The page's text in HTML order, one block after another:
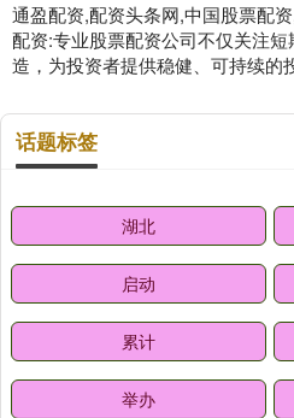
通盈配资,配资头条网,中国股票配
配资:专业股票配资公司不仅关注
造，为投资者提供稳健、可持续的
话题标签
湖北
启动
累计
举办